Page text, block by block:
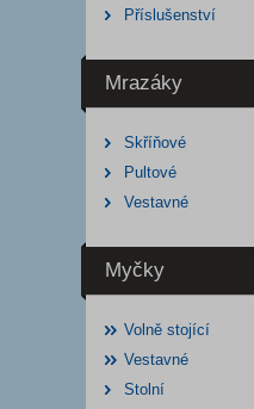
Příslušenství
Mrazáky
Skříňové
Pultové
Vestavné
Myčky
Volně stojící
Vestavné
Stolní